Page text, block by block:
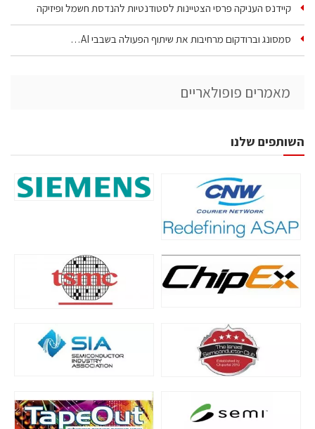
קיידנס העניקה פרסי הצטיינות לסטודנטיות להנדסת חשמל ופיזיקה
סמסונג וברודקום מרחיבות את שיתוף הפעולה בשבבי AI…
מאמרים פופולאריים
השותפים שלנו